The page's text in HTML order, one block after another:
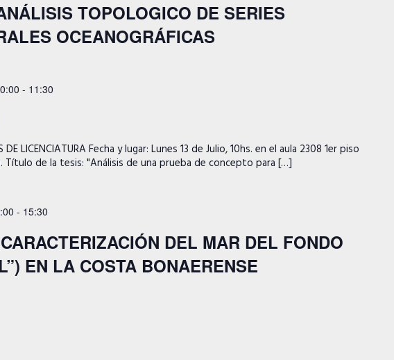
TOPOLOGICO DE SERIES
OCEANOGRÁFICAS
- 11:30
DE LICENCIATURA Fecha y lugar: Lunes 13 de Julio, 10hs. en el aula 2308 1er piso
Título de la tesis: "Análisis de una prueba de concepto para […]
- 15:30
DEL MAR DEL FONDO
EN LA COSTA BONAERENSE